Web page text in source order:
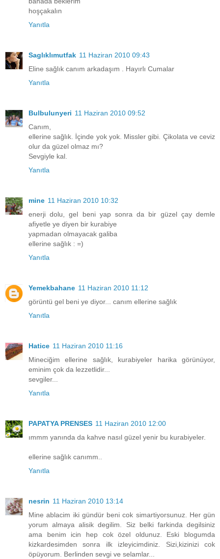
hoşçakalın
Yanıtla
Saglıklımutfak 11 Haziran 2010 09:43
Eline sağlık canım arkadaşım . Hayırlı Cumalar
Yanıtla
Bulbulunyeri 11 Haziran 2010 09:52
Canım,
ellerine sağlık. İçinde yok yok. Missler gibi. Çikolata ve ceviz
olur da güzel olmaz mı?
Sevgiyle kal.
Yanıtla
mine 11 Haziran 2010 10:32
enerji dolu, gel beni yap sonra da bir güzel çay demle
afiyetle ye diyen bir kurabiye
yapmadan olmayacak galiba
ellerine sağlık : =)
Yanıtla
Yemekbahane 11 Haziran 2010 11:12
görüntü gel beni ye diyor... canım ellerine sağlık
Yanıtla
Hatice 11 Haziran 2010 11:16
Mineciğim ellerine sağlık, kurabiyeler harika görünüyor,
eminim çok da lezzetlidir...
sevgiler...
Yanıtla
PAPATYA PRENSES 11 Haziran 2010 12:00
ımmm yanında da kahve nasıl güzel yenir bu kurabiyeler.
ellerine sağlık canımm..
Yanıtla
nesrin 11 Haziran 2010 13:14
Mine ablacim iki gündür beni cok simartiyorsunuz. Her gün
yorum almaya alisik degilim. Siz belki farkinda degilsiniz
ama benim icin hep cok özel oldunuz. Eski blogumda
kizkardesimden sonra ilk izleyicimdiniz. Sizi,kizinizi cok
öpüyorum. Berlinden sevgi ve selamlar...